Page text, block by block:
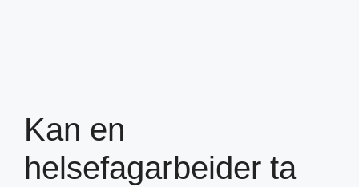
Kan en
helsefagarbeider ta